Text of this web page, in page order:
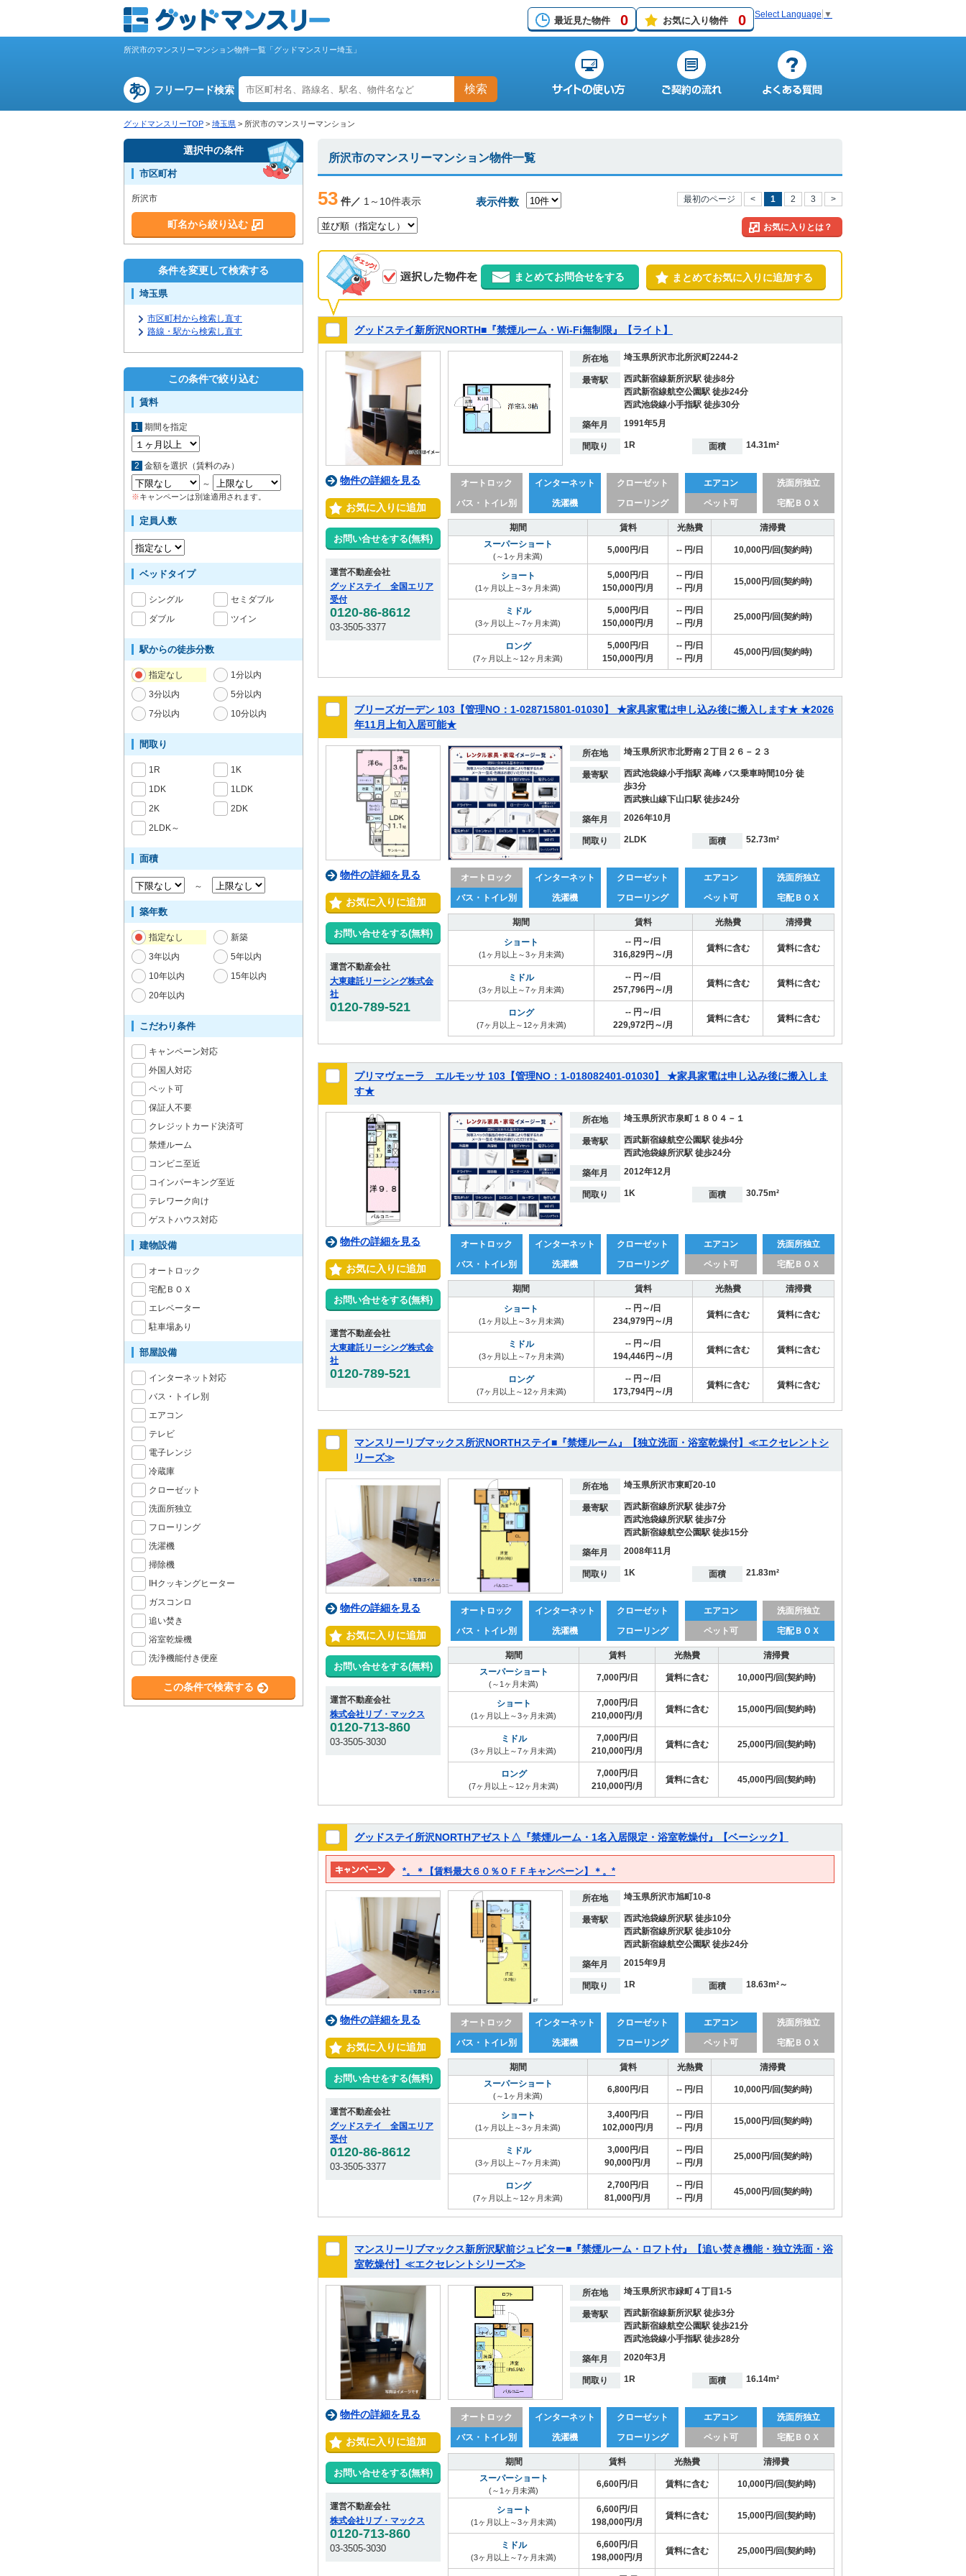
最近見た物件 0 お気に入り物件 0 Select Language ▼
所沢市のマンスリーマンション物件一覧「グッドマンスリー埼玉」
フリーワード検索 検索
グッドマンスリーTOP > 埼玉県 > 所沢市のマンスリーマンション
所沢市のマンスリーマンション物件一覧
53 件／ 1～10件表示 表示件数 最初のページ < 1 2 3 >
お気に入りとは？
まとめてお問合せをする まとめてお気に入りに追加する
グッドステイ新所沢NORTH■『禁煙ルーム・Wi-Fi無制限』【ライト】
所在地 埼玉県所沢市北所沢町2244-2
最寄駅
西武新宿線新所沢駅 徒歩8分
西武新宿線航空公園駅 徒歩24分
西武池袋線小手指駅 徒歩30分
築年月
1991年5月
間取り 1R 面積 14.31m²
物件の詳細を見る
お気に入りに追加
お問い合せをする(無料)
運営不動産会社
グッドステイ 全国エリア
受付
0120-86-8612
03-3505-3377
オートロック インターネット クローゼット エアコン
洗面所独立
バス・トイレ別
洗濯機 フローリング ペット可 宅配ＢＯＸ
期間 賃料 光熱費
清掃費
スーパーショート
(～1ヶ月未満)
5,000円/日 -- 円/日 10,000円/回(契約時)
ショート
(1ヶ月以上～3ヶ月未満)
5,000円/日
150,000円/月
-- 円/日
-- 円/月
15,000円/回(契約時)
ミドル
(3ヶ月以上～7ヶ月未満)
5,000円/日
150,000円/月
-- 円/日
-- 円/月
25,000円/回(契約時)
ロング
(7ヶ月以上～12ヶ月未満)
5,000円/日
150,000円/月
-- 円/日
-- 円/月
45,000円/回(契約時)
ブリーズガーデン 103【管理NO：1-028715801-01030】 ★家具家電は申し込み後に搬入します★ ★2026
年11月上旬入居可能★
所在地 埼玉県所沢市北野南２丁目２６－２３
最寄駅
西武池袋線小手指駅 高峰 バス乗車時間10分 徒
歩3分
西武狭山線下山口駅 徒歩24分
築年月
2026年10月
間取り 2LDK 面積 52.73m²
物件の詳細を見る
お気に入りに追加
お問い合せをする(無料)
運営不動産会社
大東建託リーシング株式会
社
0120-789-521
オートロック インターネット クローゼット エアコン
洗面所独立
バス・トイレ別
洗濯機 フローリング ペット可 宅配ＢＯＸ
期間 賃料 光熱費
清掃費
ショート
(1ヶ月以上～3ヶ月未満)
-- 円～/日
316,829円～/月
賃料に含む 賃料に含む
ミドル
(3ヶ月以上～7ヶ月未満)
-- 円～/日
257,796円～/月
賃料に含む 賃料に含む
ロング
(7ヶ月以上～12ヶ月未満)
-- 円～/日
229,972円～/月
賃料に含む 賃料に含む
プリマヴェーラ エルモッサ 103【管理NO：1-018082401-01030】 ★家具家電は申し込み後に搬入しま
す★
所在地 埼玉県所沢市泉町１８０４－１
最寄駅
西武新宿線航空公園駅 徒歩4分
西武池袋線所沢駅 徒歩24分
築年月
2012年12月
間取り 1K 面積 30.75m²
物件の詳細を見る
お気に入りに追加
お問い合せをする(無料)
運営不動産会社
大東建託リーシング株式会
社
0120-789-521
オートロック インターネット クローゼット エアコン
洗面所独立
バス・トイレ別
洗濯機 フローリング ペット可 宅配ＢＯＸ
期間 賃料 光熱費
清掃費
ショート
(1ヶ月以上～3ヶ月未満)
-- 円～/日
234,979円～/月
賃料に含む 賃料に含む
ミドル
(3ヶ月以上～7ヶ月未満)
-- 円～/日
194,446円～/月
賃料に含む 賃料に含む
ロング
(7ヶ月以上～12ヶ月未満)
-- 円～/日
173,794円～/月
賃料に含む 賃料に含む
マンスリーリブマックス所沢NORTHステイ■『禁煙ルーム』【独立洗面・浴室乾燥付】≪エクセレントシ
リーズ≫
所在地 埼玉県所沢市東町20-10
最寄駅
西武新宿線所沢駅 徒歩7分
西武池袋線所沢駅 徒歩7分
西武新宿線航空公園駅 徒歩15分
築年月
2008年11月
間取り 1K 面積 21.83m²
物件の詳細を見る
お気に入りに追加
お問い合せをする(無料)
運営不動産会社
株式会社リブ・マックス
0120-713-860
03-3505-3030
オートロック インターネット クローゼット エアコン
洗面所独立
バス・トイレ別
洗濯機 フローリング ペット可 宅配ＢＯＸ
期間 賃料 光熱費
清掃費
スーパーショート
(～1ヶ月未満)
7,000円/日 賃料に含む 10,000円/回(契約時)
ショート
(1ヶ月以上～3ヶ月未満)
7,000円/日
210,000円/月
賃料に含む 15,000円/回(契約時)
ミドル
(3ヶ月以上～7ヶ月未満)
7,000円/日
210,000円/月
賃料に含む 25,000円/回(契約時)
ロング
(7ヶ月以上～12ヶ月未満)
7,000円/日
210,000円/月
賃料に含む 45,000円/回(契約時)
グッドステイ所沢NORTHアゼスト△『禁煙ルーム・1名入居限定・浴室乾燥付』【ベーシック】
*。＊【賃料最大６０％ＯＦＦキャンペーン】＊。*
※２０２７年３月１５日までの期間限定！！
※表示料金は割引後の価格となります。
所在地 埼玉県所沢市旭町10-8
最寄駅
西武池袋線所沢駅 徒歩10分
西武新宿線所沢駅 徒歩10分
西武新宿線航空公園駅 徒歩24分
築年月
2015年9月
間取り 1R 面積 18.63m²～
物件の詳細を見る
お気に入りに追加
お問い合せをする(無料)
運営不動産会社
グッドステイ 全国エリア
受付
0120-86-8612
03-3505-3377
オートロック インターネット クローゼット エアコン
洗面所独立
バス・トイレ別
洗濯機 フローリング ペット可 宅配ＢＯＸ
期間 賃料 光熱費
清掃費
スーパーショート
(～1ヶ月未満)
6,800円/日 -- 円/日 10,000円/回(契約時)
ショート
(1ヶ月以上～3ヶ月未満)
3,400円/日
102,000円/月
-- 円/日
-- 円/月
15,000円/回(契約時)
ミドル
(3ヶ月以上～7ヶ月未満)
3,000円/日
90,000円/月
-- 円/日
-- 円/月
25,000円/回(契約時)
ロング
(7ヶ月以上～12ヶ月未満)
2,700円/日
81,000円/月
-- 円/日
-- 円/月
45,000円/回(契約時)
マンスリーリブマックス新所沢駅前ジュピター■『禁煙ルーム・ロフト付』【追い焚き機能・独立洗面・浴
室乾燥付】≪エクセレントシリーズ≫
所在地 埼玉県所沢市緑町４丁目1-5
最寄駅
西武新宿線新所沢駅 徒歩3分
西武新宿線航空公園駅 徒歩21分
西武池袋線小手指駅 徒歩28分
築年月
2020年3月
間取り 1R 面積 16.14m²
物件の詳細を見る
お気に入りに追加
お問い合せをする(無料)
運営不動産会社
株式会社リブ・マックス
0120-713-860
03-3505-3030
オートロック インターネット クローゼット エアコン
洗面所独立
バス・トイレ別
洗濯機 フローリング ペット可 宅配ＢＯＸ
期間 賃料 光熱費
清掃費
スーパーショート
(～1ヶ月未満)
6,600円/日 賃料に含む 10,000円/回(契約時)
ショート
(1ヶ月以上～3ヶ月未満)
6,600円/日
198,000円/月
賃料に含む 15,000円/回(契約時)
ミドル
(3ヶ月以上～7ヶ月未満)
6,600円/日
198,000円/月
賃料に含む 25,000円/回(契約時)
選択中の条件
市区町村
所沢市
町名から絞り込む
条件を変更して検索する
埼玉県
市区町村から検索し直す
路線・駅から検索し直す
この条件で絞り込む
賃料
1 期間を指定
2 金額を選択（賃料のみ）
～
※キャンペーンは別途適用されます。
定員人数
ベッドタイプ
シングル
セミダブル
ダブル
ツイン
駅からの徒歩分数
指定なし
1分以内
3分以内
5分以内
7分以内
10分以内
間取り
1R
1K
1DK
1LDK
2K
2DK
2LDK～
面積
～
築年数
指定なし
新築
3年以内
5年以内
10年以内
15年以内
20年以内
こだわり条件
キャンペーン対応
外国人対応
ペット可
保証人不要
クレジットカード決済可
禁煙ルーム
コンビニ至近
コインパーキング至近
テレワーク向け
ゲストハウス対応
建物設備
オートロック
宅配ＢＯＸ
エレベーター
駐車場あり
部屋設備
インターネット対応
バス・トイレ別
エアコン
テレビ
電子レンジ
冷蔵庫
クローゼット
洗面所独立
フローリング
洗濯機
掃除機
IHクッキングヒーター
ガスコンロ
追い焚き
浴室乾燥機
洗浄機能付き便座
この条件で検索する